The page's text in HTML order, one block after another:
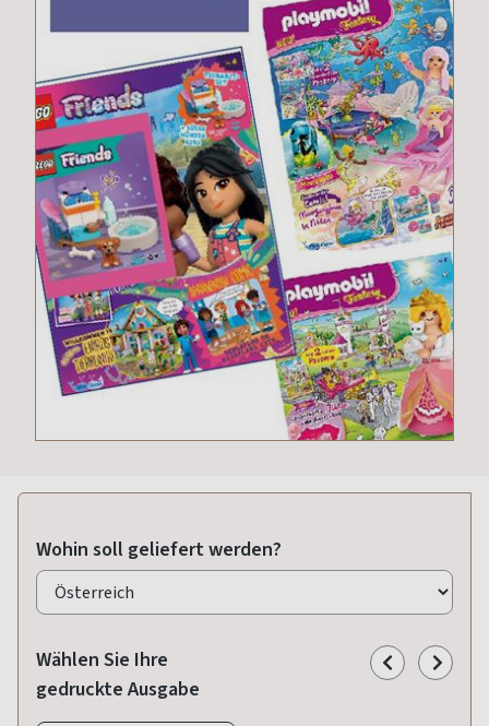
Wohin soll geliefert werden?
Wählen Sie Ihre
gedruckte Ausgabe